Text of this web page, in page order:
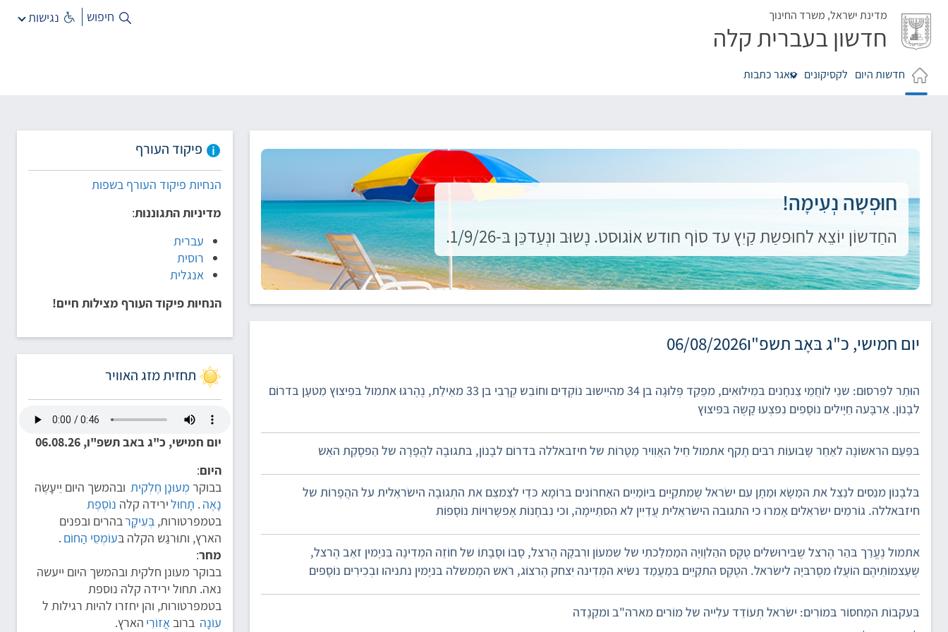
דלג
מדינת ישראל, משרד החינוך
חדשון בעברית קלה
חיפוש נגישות
חדשות היום לקסיקונים מאגר כתבות
חוּפְשָה נְעִימָה!
החַדשוֹן יוֹצֵא לחוּפשַת קַיִץ עד סוֹף חודש אוֹגוּסט. נָשוּב ונְעַדכֵּן בּ-1/9/26.
יום חמישי, כ"ג בּאָב תשפ"ו06/08/2026
הוּתַר לפִרסוּם: שנֵי לוֹחֲמֵי צַנחָנים בּמִילוּאִים, מפַקֵד פְּלוּגָה בן 34 מהיִישוּב נוֹקְדִים וחוֹבֵש קְרָבִי בן 33 מאֵילַת, נֶהֶרגוּ אתמול בּפִיצוּץ מִטעָן בּדרוֹם
לבָנוֹן. אַרבָּעה חַיָילים נוֹסָפִים נִפצְעוּ קָשֶה בּפּיצוּץ
בּפַּעַם הרִאשוֹנָה לאַחַר שָבוּעוֹת רבּים תָקף אתמול חֵיל האֲוִויר מַטָרוֹת של חיזבּאללה בּדרוֹם לבָנוֹן, בּתגוּבָה להֲפָרָה של הַפסָקַת האֵש
בּלבָנוֹן מנַסִים לנַצֵל את המַשָׂא וּמַתָן עִם ישׂראל שֶמִתקַיֵים בּיוֹמַיִים האַחרוֹנים בּרוֹמָא כּדֵי לצַמצֵם את התְגוּבָה הישׂראֵלית על ההֲפָרוֹת של
חיזבּאללה. גוֹרמִים ישׂראֵלים אָמרוּ כי התגוּבה הישׂראֵלית עֲדַיִין לא הִסתַיימָה, וכי נִבחָנוֹת אֶפשָרוּיוֹת נוֹסָפוֹת
אתמול נֶעֱרַך בּהַר הֶרצל שֶבּירוּשלים טֶקֶס ההַלוָויָה המַמלַכתִי של שִמעוֹן ורִבקָה הֶרצל, סָבוֹ וסָבָתוֹ של חוֹזֵה המְדִינָה בִּניָמין זאֵב הֶרצל,
שֶעַצמוֹתֵיהֶם הוֹעֲלוּ מסֶרבּיָה לישׂראל. הטֶקֶס הִתקַיֵים בּמַעֲמַד נשׂיא המְדִינה יִצחק הֶרצוֹג, רֹאש המֶמשלה בּניָמין נתניהו ובְכִירִים נוֹסָפים
בּעִקבוֹת המַחסוֹר בּמוֹרִים: ישׂראל תְעוֹדֵד עלִייה של מוֹרים מארה"ב ומקַנָדה
פיקוד העורף
הנחיות פיקוד העורף בשפות
מדיניות התגוננות:
עברית
רוסית
אנגלית
הנחיות פיקוד העורף מצילות חיים!
תחזית מזג האוויר
יום חמישי, כ"ג באב תשפ"ו, 06.08.26
היום:
בבוקר מְעוּנָן חֶלְקִית ובהמשך היום יֵיעָשֶׂה
נָאֶה . תָחוּלירידה קלה נוֹסֶפֶת
בטמפרטורות, בְּעִיקָרבהרים ובפנים
הארץ, ותוּרגַש הקלה בּעוֹמְסֵי הַחוֹם .
מחר:
בבוקר מעונן חלקית ובהמשך היום ייעשה
נאה. תחול ירידה קלה נוספת
בטמפרטורות, והן יחזרו להיות רגילות ל
עוֹנָה ברוב אֲזוֹרֵי הארץ.